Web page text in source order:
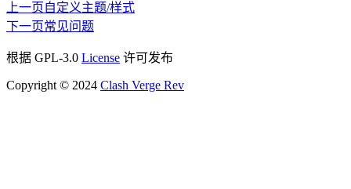
上一页自定义主题/样式
下一页常见问题
根据 GPL-3.0 License 许可发布
Copyright © 2024 Clash Verge Rev